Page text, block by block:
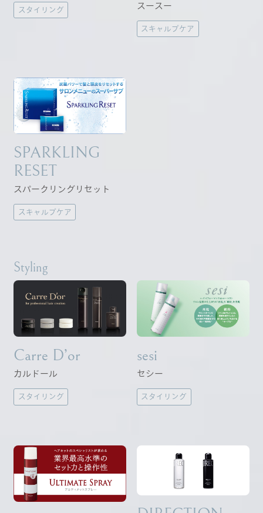
スタイリング スースー
スキャルプケア
SPARKLING
RESET
スパークリングリセット
スキャルプケア
Styling
Carre D’or
カルドール
スタイリング
sesi
セシー
スタイリング